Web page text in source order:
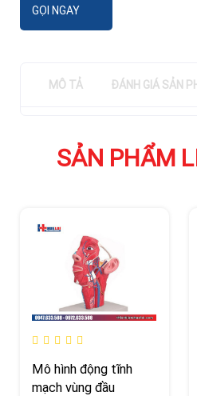
GỌI NGAY
MÔ TẢ ĐÁNH GIÁ SẢN
SẢN PHẨM
Mô hình động tĩnh
mạch vùng đầu